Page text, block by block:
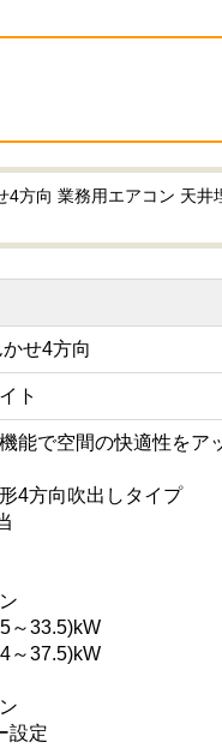
4方向 業務用エアコン 天
せ4方向
ト
能で空間の快適性をア
4方向吹出しタイプ
～33.5)kW
～37.5)kW
設定